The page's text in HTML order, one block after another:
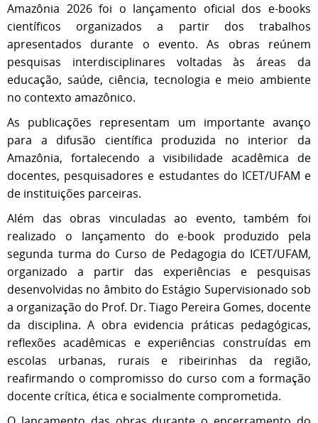
Amazônia 2026 foi o lançamento oficial dos e-books
científicos organizados a partir dos trabalhos
apresentados durante o evento. As obras reúnem
pesquisas interdisciplinares voltadas às áreas da
educação, saúde, ciência, tecnologia e meio ambiente
no contexto amazônico.
As publicações representam um importante avanço
para a difusão científica produzida no interior da
Amazônia, fortalecendo a visibilidade acadêmica de
docentes, pesquisadores e estudantes do ICET/UFAM e
de instituições parceiras.
Além das obras vinculadas ao evento, também foi
realizado o lançamento do e-book produzido pela
segunda turma do Curso de Pedagogia do ICET/UFAM,
organizado a partir das experiências e pesquisas
desenvolvidas no âmbito do Estágio Supervisionado sob
a organização do Prof. Dr. Tiago Pereira Gomes, docente
da disciplina. A obra evidencia práticas pedagógicas,
reflexões acadêmicas e experiências construídas em
escolas urbanas, rurais e ribeirinhas da região,
reafirmando o compromisso do curso com a formação
docente crítica, ética e socialmente comprometida.